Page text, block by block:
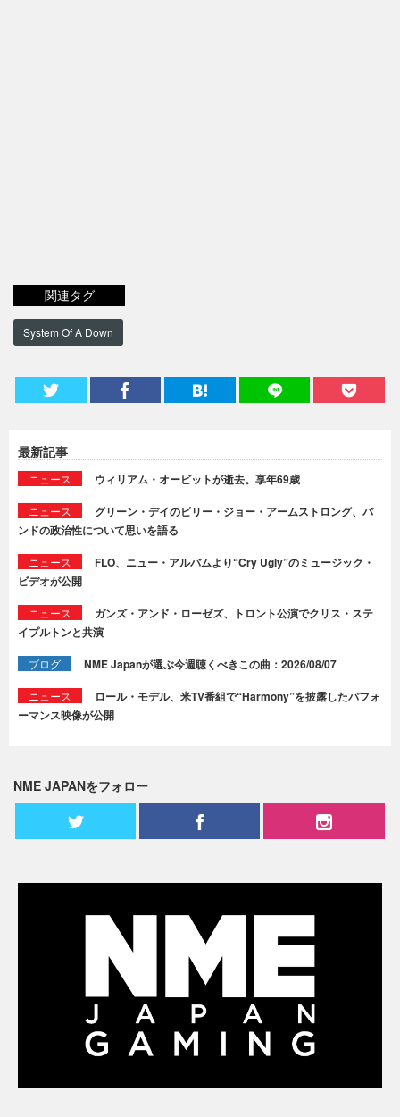
関連タグ
System Of A Down
最新記事
ニュース ウィリアム・オービットが逝去。享年69歳
ニュース
グリーン・デイのビリー・ジョー・アームストロング、バ
ンドの政治性について思いを語る
ニュース
FLO、ニュー・アルバムより“Cry Ugly”のミュージック・
ビデオが公開
ニュース
ガンズ・アンド・ローゼズ、トロント公演でクリス・ステ
イプルトンと共演
ブログ NME Japanが選ぶ今週聴くべきこの曲：2026/08/07
ニュース
ロール・モデル、米TV番組で“Harmony”を披露したパフォ
ーマンス映像が公開
NME JAPANをフォロー